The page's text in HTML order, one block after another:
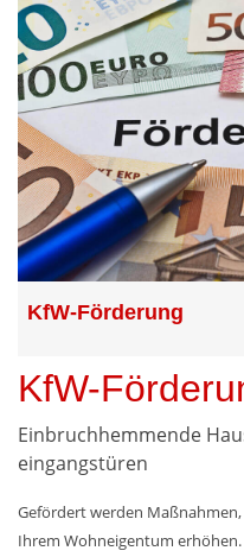
KfW-Förderung
KfW-
Einbruch­hemmende
eingangs­türen
Gefördert werden
Ihrem Wohn­eigentum